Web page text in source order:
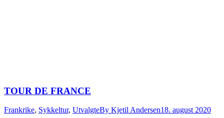
TOUR DE FRANCE
Frankrike, Sykkeltur, UtvalgteBy Kjetil Andersen18. august 2020